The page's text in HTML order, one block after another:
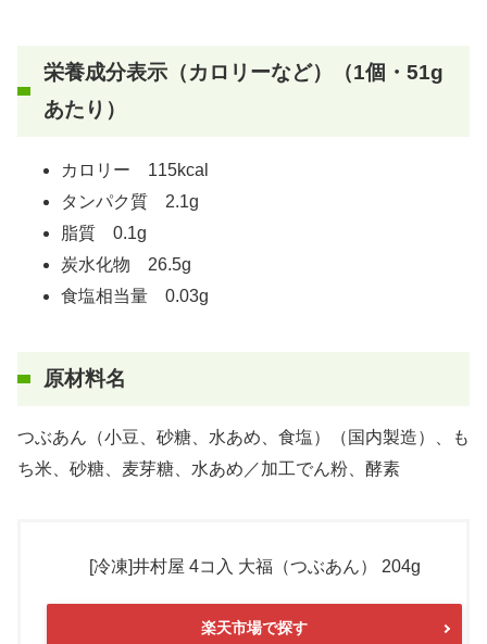
栄養成分表示（カロリーなど）（1個・51g
あたり）
カロリー 115kcal
タンパク質 2.1g
脂質 0.1g
炭水化物 26.5g
食塩相当量 0.03g
原材料名
つぶあん（小豆、砂糖、水あめ、食塩）（国内製造）、も
ち米、砂糖、麦芽糖、水あめ／加工でん粉、酵素
[冷凍]井村屋 4コ入 大福（つぶあん） 204g
楽天市場で探す